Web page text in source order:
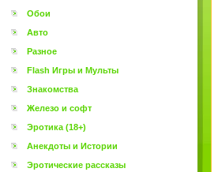
Обои
Авто
Разное
Flash Игры и Мульты
Знакомства
Железо и софт
Эротика (18+)
Анекдоты и Истории
Эротические рассказы